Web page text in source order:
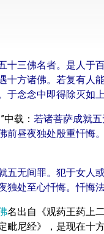
若
部
严
部
槃
部
大
集
部
十三佛名者。是人于
十方诸佛。若复有人
念念中即得除灭如上
载： 若诸菩萨成就五
前昼夜独处殷重忏悔
五无间罪。犯于女人
处至心忏悔。忏悔
名出自《观药王药上
毗尼经》，是现在十